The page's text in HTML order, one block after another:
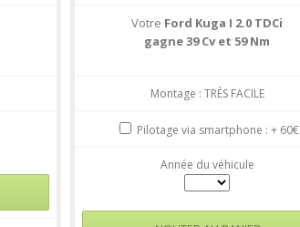
Votre Ford Kuga I 2.0 TDCi
gagne 39 Cv et 59 Nm
Montage : TRÈS FACILE
Pilotage via smartphone : + 60€
Année du véhicule